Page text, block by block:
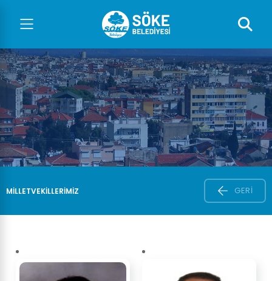
MİLLETVEKİLLERİMİZ GERI